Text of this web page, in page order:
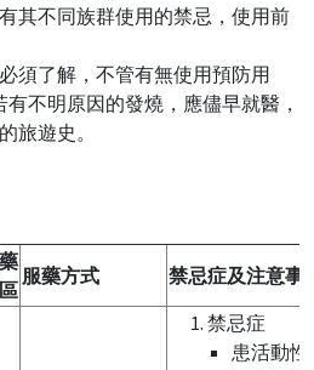
其不同族群使用的禁忌，使用前
須了解，不管有無使用預防用
不明原因的發燒，應儘早就醫，
旅遊史。
服藥方式 禁忌症及注意事
禁忌症
患活動